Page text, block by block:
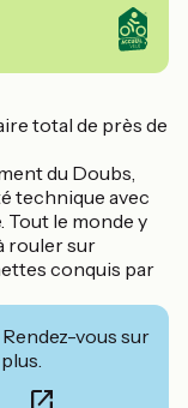
total de près de
du Doubs,
technique avec
Tout le monde y
rouler sur
conquis par
vous sur